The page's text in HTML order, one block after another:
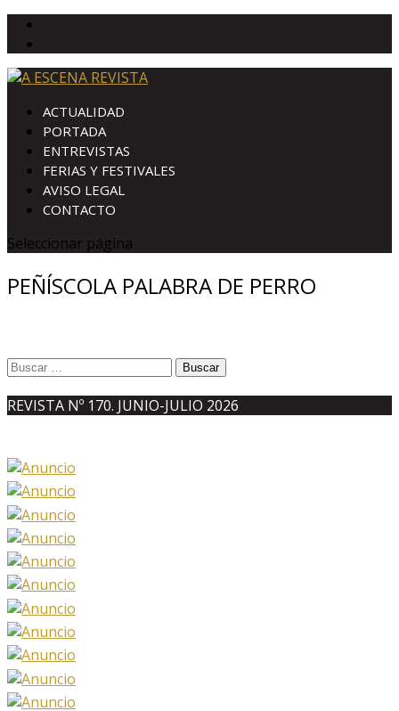
ACTUALIDAD
PORTADA
ENTREVISTAS
FERIAS Y FESTIVALES
AVISO LEGAL
CONTACTO
Seleccionar página
PEÑÍSCOLA PALABRA DE PERRO
Buscar:
REVISTA Nº 170. JUNIO-JULIO 2026